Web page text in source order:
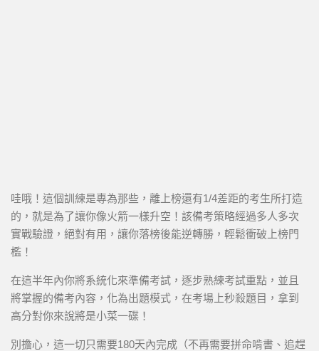
哇哦！這個訓練是專為那些，離上榜還有1/4差距的考生所打造
的，就是為了讓你像火箭一樣升空！該備考策略經過多人多次
實戰驗證，絕對有用，讓你落榜後能逆轉勝，輕鬆衝破上榜門
檻！
在這半年內你將系統化來準備考試，逐步熟練考試重點，並且
將掌握的備考內容，化為出題模式，在考場上秒殺題目，拿到
高分對你來說將是小菜一碟！
別擔心，這一切只需要180天內完成（不再需要拼命啃書、追趕